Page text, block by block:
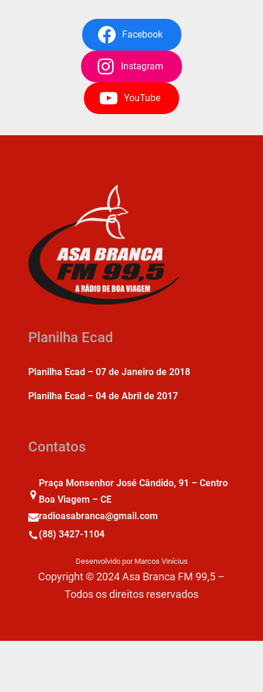
Facebook
Instagram
YouTube
Planilha Ecad
Planilha Ecad – 07 de Janeiro de 2018
Planilha Ecad – 04 de Abril de 2017
Contatos
Praça Monsenhor José Cândido, 91 – Centro
Boa Viagem – CE
radioasabranca@gmail.com
(88) 3427-1104
Desenvolvido por Marcos Vinícius
Copyright © 2024 Asa Branca FM 99,5 –
Todos os direitos reservados